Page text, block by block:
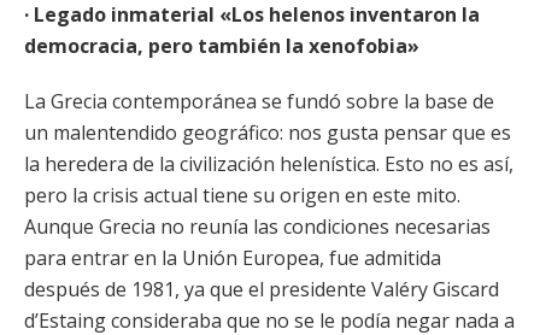
· Legado inmaterial «Los helenos inventaron la
democracia, pero también la xenofobia»
La Grecia contemporánea se fundó sobre la base de
un malentendido geográfico: nos gusta pensar que es
la heredera de la civilización helenística. Esto no es así,
pero la crisis actual tiene su origen en este mito.
Aunque Grecia no reunía las condiciones necesarias
para entrar en la Unión Europea, fue admitida
después de 1981, ya que el presidente Valéry Giscard
d’Estaing consideraba que no se le podía negar nada a